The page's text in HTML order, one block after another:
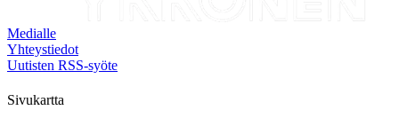
Medialle
Yhteystiedot
Uutisten RSS-syöte
Sivukartta